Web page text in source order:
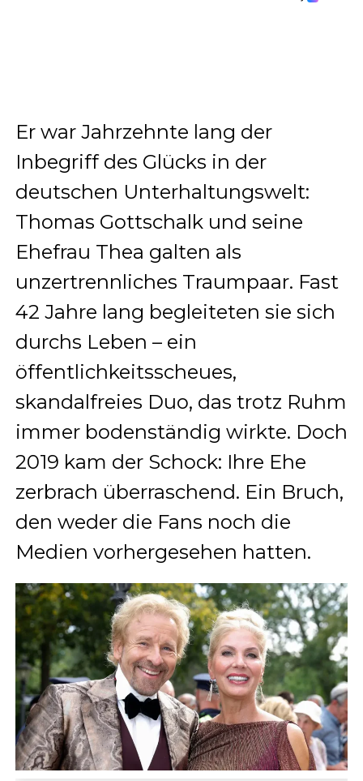
Er war Jahrzehnte lang der
Inbegriff des Glücks in der
deutschen Unterhaltungswelt:
Thomas Gottschalk und seine
Ehefrau Thea galten als
unzertrennliches Traumpaar. Fast
42 Jahre lang begleiteten sie sich
durchs Leben – ein
öffentlichkeitsscheues,
skandalfreies Duo, das trotz Ruhm
immer bodenständig wirkte. Doch
2019 kam der Schock: Ihre Ehe
zerbrach überraschend. Ein Bruch,
den weder die Fans noch die
Medien vorhergesehen hatten.